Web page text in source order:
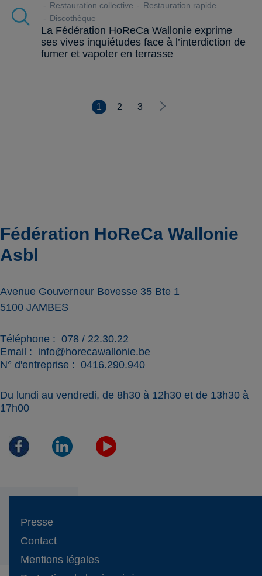
Restauration collective
Restauration rapide
Discothèque
La Fédération HoReCa Wallonie exprime
ses vives inquiétudes face à l’interdiction de
fumer et vapoter en terrasse
1 2 3
Fédération HoReCa Wallonie
Asbl
Avenue Gouverneur Bovesse 35 Bte 1
5100 JAMBES
Téléphone
078 / 22.30.22
Email
info@horecawallonie.be
N° d'entreprise
0416.290.940
Du lundi au vendredi, de 8h30 à 12h30 et de 13h30 à
17h00
Presse
Contact
Mentions légales